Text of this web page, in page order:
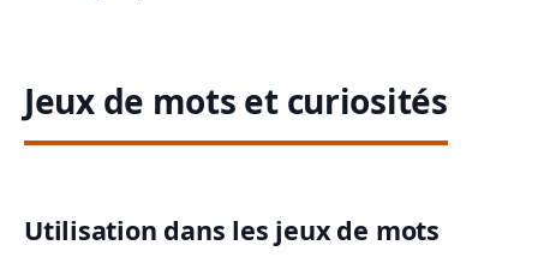
Jeux de mots et curiosités
Utilisation dans les jeux de mots